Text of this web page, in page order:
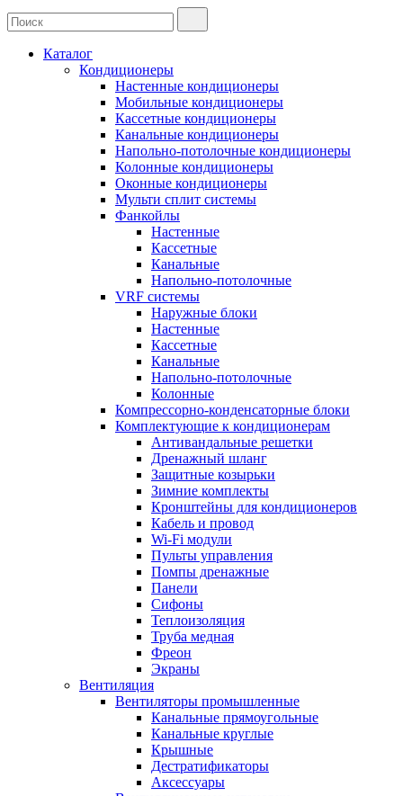
Каталог
Кондиционеры
Настенные кондиционеры
Мобильные кондиционеры
Кассетные кондиционеры
Канальные кондиционеры
Напольно-потолочные кондиционеры
Колонные кондиционеры
Оконные кондиционеры
Мульти сплит системы
Фанкойлы
Настенные
Кассетные
Канальные
Напольно-потолочные
VRF системы
Наружные блоки
Настенные
Кассетные
Канальные
Напольно-потолочные
Колонные
Компрессорно-конденсаторные блоки
Комплектующие к кондиционерам
Антивандальные решетки
Дренажный шланг
Защитные козырьки
Зимние комплекты
Кронштейны для кондиционеров
Кабель и провод
Wi-Fi модули
Пульты управления
Помпы дренажные
Панели
Сифоны
Теплоизоляция
Труба медная
Фреон
Экраны
Вентиляция
Вентиляторы промышленные
Канальные прямоугольные
Канальные круглые
Крышные
Дестратификаторы
Аксессуары